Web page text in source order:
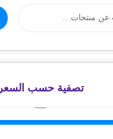
تصفية حسب السعر